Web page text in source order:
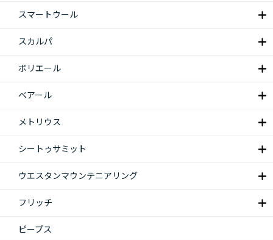
スマートウール
スカルパ
ボリエール
ベアール
メトリウス
シートゥサミット
ウエスタンマウンテニアリング
フリッチ
ピープス